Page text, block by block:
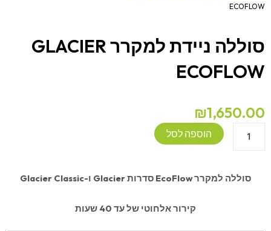
ECOFLOW
סוללה ניידת למקרר GLACIER
ECOFLOW
₪1,650.00
הוספה לסל
סוללה למקרר EcoFlow סדרות Glacier ו-Glacier Classic
קירור אלחוטי של עד 40 שעות